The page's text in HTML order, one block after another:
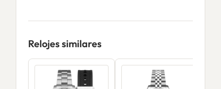
Relojes similares